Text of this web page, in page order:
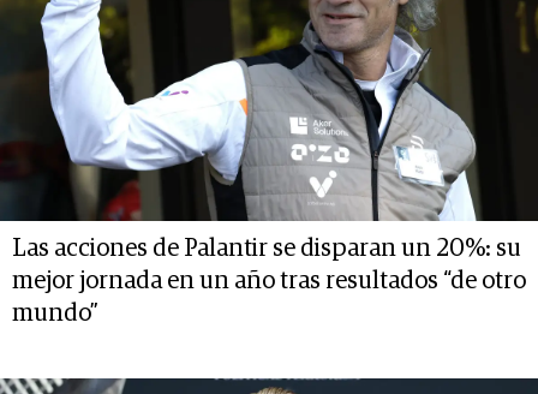
Las acciones de Palantir se disparan un 20%: su
mejor jornada en un año tras resultados “de otro
mundo”